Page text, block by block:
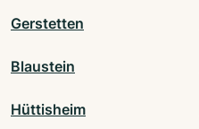
Gerstetten
Blaustein
Hüttisheim